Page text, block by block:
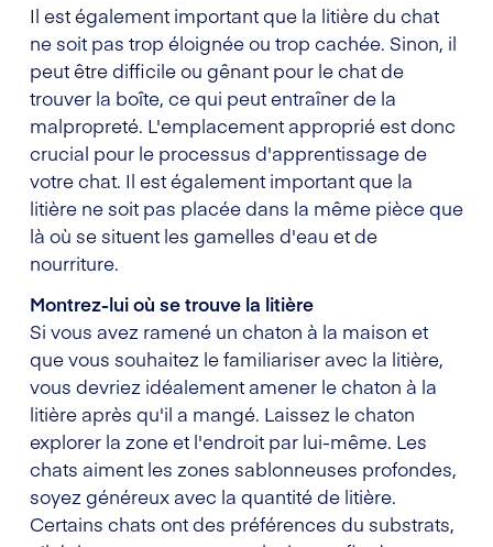
Il est également important que la litière du chat
ne soit pas trop éloignée ou trop cachée. Sinon, il
peut être difficile ou gênant pour le chat de
trouver la boîte, ce qui peut entraîner de la
malpropreté. L'emplacement approprié est donc
crucial pour le processus d'apprentissage de
votre chat. Il est également important que la
litière ne soit pas placée dans la même pièce que
là où se situent les gamelles d'eau et de
nourriture.
Montrez-lui où se trouve la litière
Si vous avez ramené un chaton à la maison et
que vous souhaitez le familiariser avec la litière,
vous devriez idéalement amener le chaton à la
litière après qu'il a mangé. Laissez le chaton
explorer la zone et l'endroit par lui-même. Les
chats aiment les zones sablonneuses profondes,
soyez généreux avec la quantité de litière.
Certains chats ont des préférences du substrats,